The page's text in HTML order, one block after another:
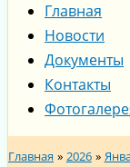
Главная
Новости
Документы
Контакты
Главная 2026